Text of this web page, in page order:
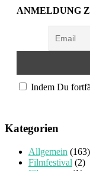
ANMELDUNG
Indem Du
Kategorien
Allgemein (163)
Filmfestival (2)